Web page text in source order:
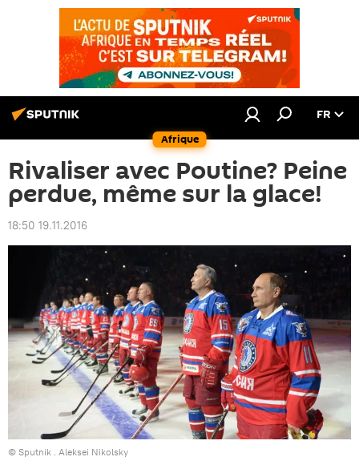
Afrique
FR
Rivaliser avec Poutine? Peine
perdue, même sur la glace!
18:50 19.11.2016
© Sputnik . Aleksei Nikolsky